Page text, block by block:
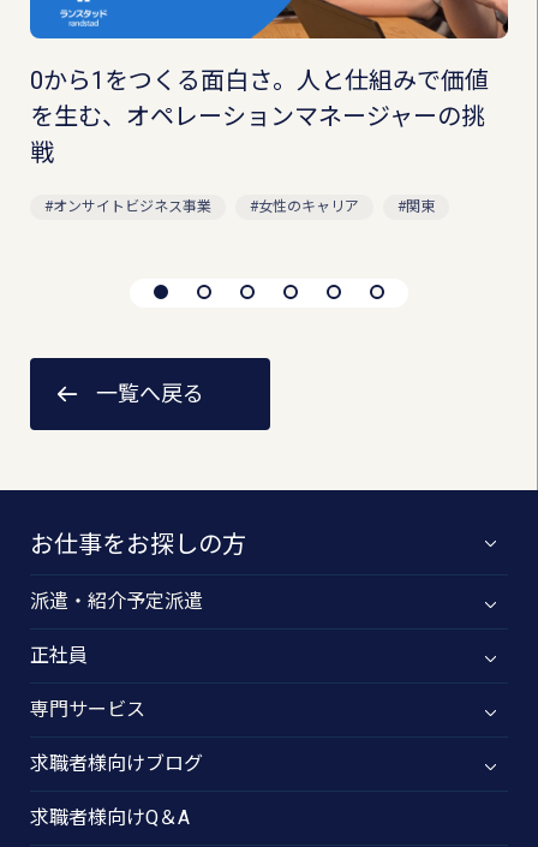
0から1をつくる面白さ。人と仕組みで価値
を生む、オペレーションマネージャーの挑
戦
オンサイトビジネス事業 女性のキャリア 関東
一覧へ戻る
お仕事をお探しの方
派遣・紹介予定派遣
正社員
専門サービス
求職者様向けブログ
求職者様向けQ＆A